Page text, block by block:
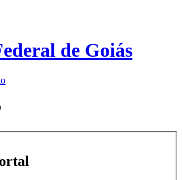
de Goiás